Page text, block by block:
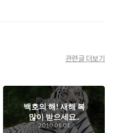
관련글 더보기
백호의 해! 새해 복
많이 받으세요..
2010.01.01